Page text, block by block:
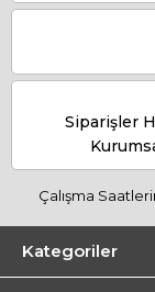
Siparişler
Çalışma
Kategoriler